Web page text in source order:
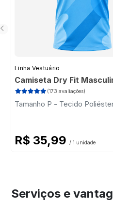
Linha Vestuário
Camiseta Dry Fit
(173 avaliações)
Tamanho P - Tecido
R$ 35,99 / 1 unidade
Serviços e